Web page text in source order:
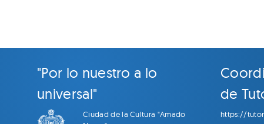
"Por lo nuestro a lo
universal"
Ciudad de la Cultura "Amado
de
https://